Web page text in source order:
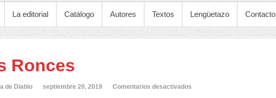
PRINCIPAL
La editorial Catálogo Autores Textos Lengüetazo Contacto
Ronces
de Diablo septiembre 20, 2019 Comentarios desactivados